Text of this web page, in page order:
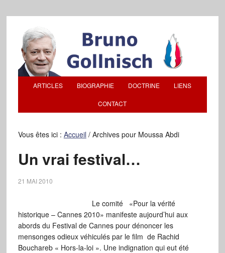
ARTICLES BIOGRAPHIE DOCTRINE LIENS
CONTACT
Vous êtes ici : Accueil /Archives pour Moussa Abdi
Un vrai festival…
21 MAI 2010
Le comité «Pour la vérité
historique – Cannes 2010» manifeste aujourd’hui aux
abords du Festival de Cannes pour dénoncer les
mensonges odieux véhiculés par le film de Rachid
Bouchareb « Hors-la-loi ». Une indignation qui eut été